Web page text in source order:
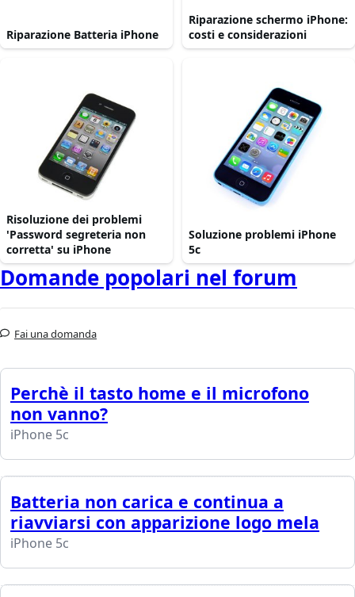
Riparazione Batteria iPhone
Riparazione schermo iPhone:
costi e considerazioni
Risoluzione dei problemi
'Password segreteria non
corretta' su iPhone
Soluzione problemi iPhone
5c
Domande popolari nel forum
Fai una domanda
Perchè il tasto home e il microfono
non vanno?
iPhone 5c
Batteria non carica e continua a
riavviarsi con apparizione logo mela
iPhone 5c